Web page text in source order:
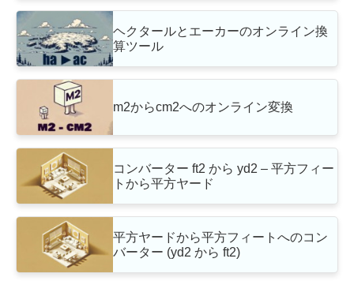
ヘクタールとエーカーのオンライン換
算ツール
m2からcm2へのオンライン変換
コンバーター ft2 から yd2 – 平方フィー
トから平方ヤード
平方ヤードから平方フィートへのコン
バーター (yd2 から ft2)